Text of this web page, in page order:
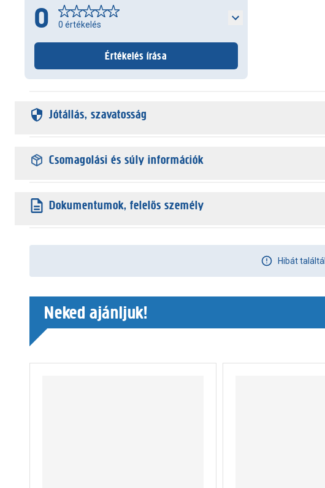
0 0 értékelés
Értékelés írása
Jótállás, szavatosság
Csomagolási és súly információk
Dokumentumok, felelős személy
Hibát
Neked ajánljuk!